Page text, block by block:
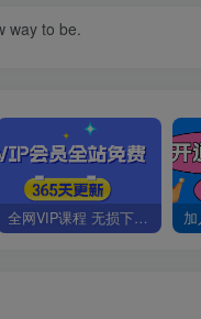
way to be.
全网VIP课程 无损下载~